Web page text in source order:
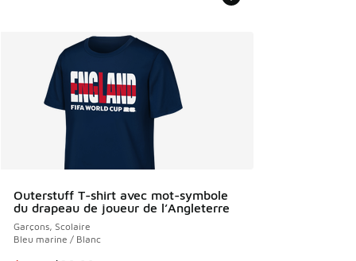
Outerstuff T-shirt avec mot-symbole
du drapeau de joueur de l’Angleterre
Garçons, Scolaire
Bleu marine / Blanc